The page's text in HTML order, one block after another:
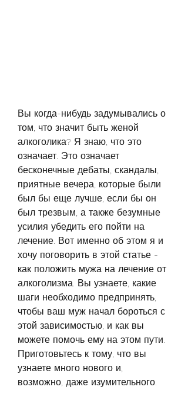
Вы когда-нибудь задумывались о
том, что значит быть женой
алкоголика? Я знаю, что это
означает. Это означает
бесконечные дебаты, скандалы,
приятные вечера, которые были
был бы еще лучше, если бы он
был трезвым, а также безумные
усилия убедить его пойти на
лечение. Вот именно об этом я и
хочу поговорить в этой статье -
как положить мужа на лечение от
алкоголизма. Вы узнаете, какие
шаги необходимо предпринять,
чтобы ваш муж начал бороться с
этой зависимостью, и как вы
можете помочь ему на этом пути.
Приготовьтесь к тому, что вы
узнаете много нового и,
возможно, даже изумительного.